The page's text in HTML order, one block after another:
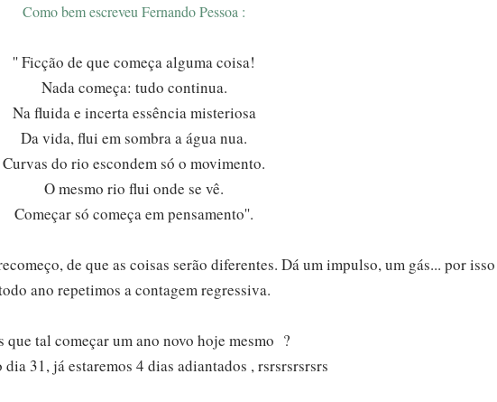
Como bem escreveu Fernando Pessoa :
'' Ficção de que começa alguma coisa!
Nada começa: tudo continua.
Na fluida e incerta essência misteriosa
Da vida, flui em sombra a água nua.
Curvas do rio escondem só o movimento.
O mesmo rio flui onde se vê.
Começar só começa em pensamento''.
de que as coisas serão diferentes. Dá um impulso, um gás... por isso
ano repetimos a contagem regressiva.
que tal começar um ano novo hoje mesmo ?
dia 31, já estaremos 4 dias adiantados , rsrsrsrsrsrs